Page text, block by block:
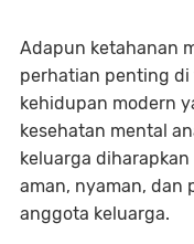
Adapun ketahanan
perhatian penting
kehidupan modern
kesehatan mental
keluarga
aman, nyaman, dan
anggota keluarga.